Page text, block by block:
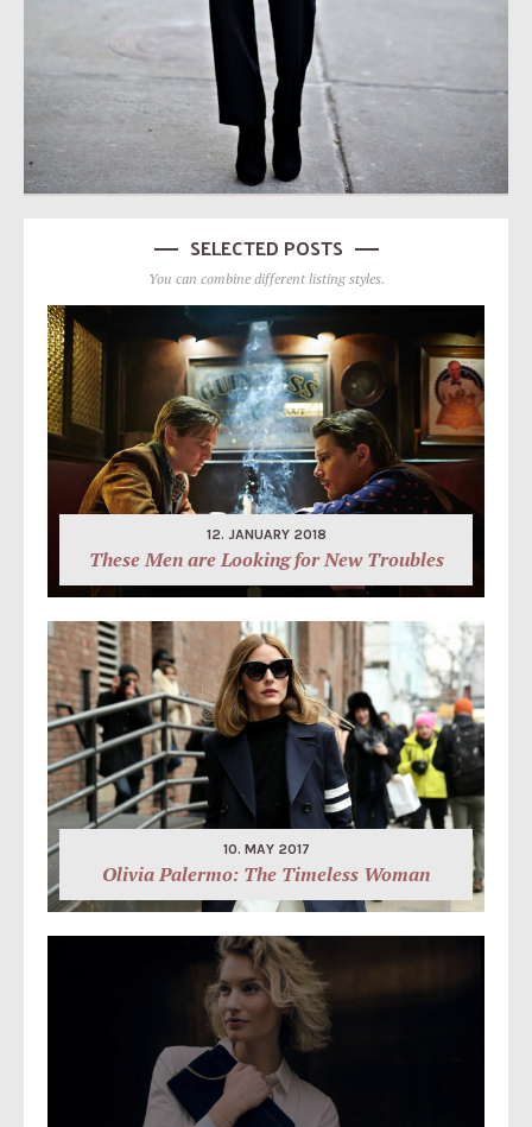
SELECTED POSTS
You can combine different listing styles.
12. JANUARY 2018
These Men are Looking for New Troubles
10. MAY 2017
Olivia Palermo: The Timeless Woman